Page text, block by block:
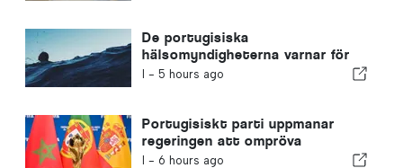
De portugisiska
hälsomyndigheterna varnar för
farorna med drunkning
I - 5 hours ago
Portugisiskt parti uppmanar
regeringen att ompröva
Marockos värdskap för VM 2030
I - 6 hours ago